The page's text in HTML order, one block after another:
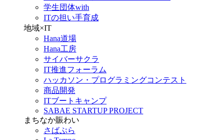
学生団体with
ITの担い手育成
地域×IT
Hana道場
Hana工房
サイバーサクラ
IT推進フォーラム
ハッカソン・プログラミングコンテスト
商品開発
ITブートキャンプ
SABAE STARTUP PROJECT
まちなか賑わい
さばぷら